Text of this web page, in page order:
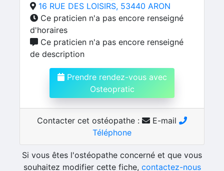
16 RUE DES LOISIRS, 53440 ARON
Ce praticien n'a pas encore renseigné
d'horaires
Ce praticien n'a pas encore renseigné
de description
Prendre rendez-vous avec
Osteopratic
Contacter cet ostéopathe :
E-mail
Téléphone
Si vous êtes l'ostéopathe concerné et que vous
souhaitez modifier cette fiche, contactez-nous